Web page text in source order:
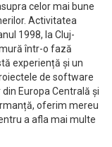
celor mai bune
Activitatea
1998, la Cluj-
într-o fază
experiență și un
de software
Europa Centrală și
oferim mereu
a afla mai multe